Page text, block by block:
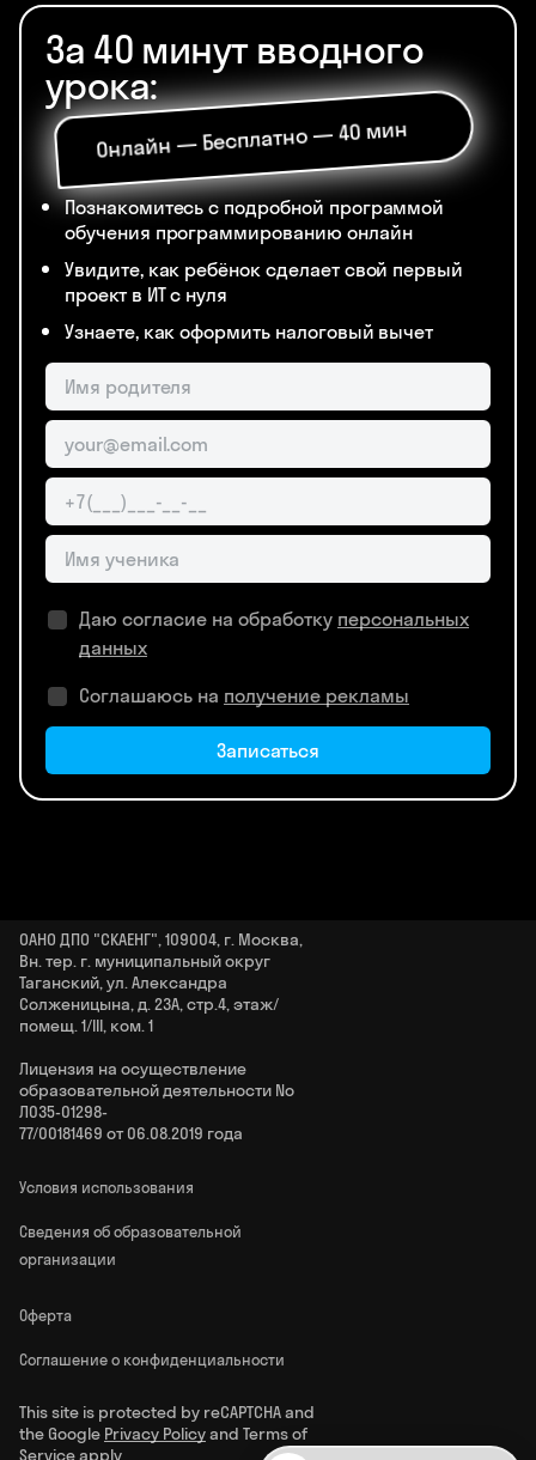
За 40 минут вводного
урока:
Онлайн — Бесплатно — 40 мин
Познакомитесь с подробной программой
обучения программированию онлайн
Увидите, как ребёнок сделает свой первый
проект в ИТ с нуля
Узнаете, как оформить налоговый вычет
Даю согласие на обработку персональных
данных
Соглашаюсь на получение рекламы
Записаться
ОАНО ДПО "СКАЕНГ", 109004, г. Москва,
Вн. тер. г. муниципальный округ
Таганский, ул. Александра
Солженицына, д. 23А, стр.4, этаж/
помещ. 1/III, ком. 1
Лицензия на осуществление
образовательной деятельности No
Л035‑01298-
77/00181469 от 06.08.2019 года
Условия использования
Сведения об образовательной
организации
Оферта
Соглашение о конфиденциальности
This site is protected by reCAPTCHA and
the Google Privacy Policyand Terms of
Service apply